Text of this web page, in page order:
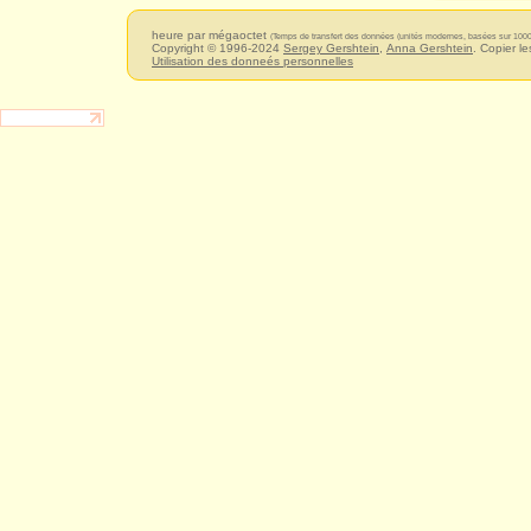
heure par mégaoctet (Temps de transfert des données (unités modernes, basées sur
Copyright © 1996-2024 Sergey Gershtein Anna Gershtein . Copier
Utilisation des donneés personnelles